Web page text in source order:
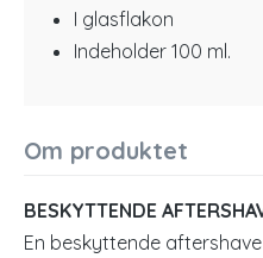
I glasflakon
Indeholder 100 ml.
Om produktet
BESKYTTENDE
En beskyttende